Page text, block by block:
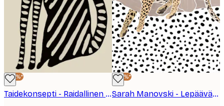
-40%*
Taidekonsepti - Raidallinen Musta Kissa Juliste
-40%*
Sarah Manovski - Lepäävän Leopardin Pilkut Juliste